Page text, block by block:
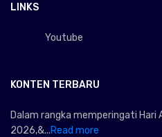
LINKS
Youtube
KONTEN TERBARU
Dalam rangka memperingati Hari
2026,&...Read more